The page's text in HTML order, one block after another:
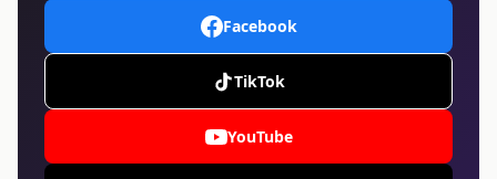
Facebook
TikTok
YouTube